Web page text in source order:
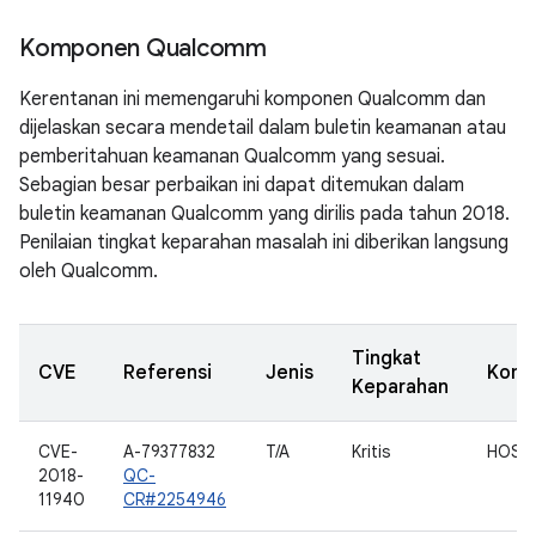
Komponen Qualcomm
Kerentanan ini memengaruhi komponen Qualcomm dan
dijelaskan secara mendetail dalam buletin keamanan atau
pemberitahuan keamanan Qualcomm yang sesuai.
Sebagian besar perbaikan ini dapat ditemukan dalam
buletin keamanan Qualcomm yang dirilis pada tahun 2018.
Penilaian tingkat keparahan masalah ini diberikan langsung
oleh Qualcomm.
CVE Referensi Jenis
Tingkat
Keparahan
CVE-
2018-
11940
A-79377832
QC-
CR#2254946
T/A Kritis HOST